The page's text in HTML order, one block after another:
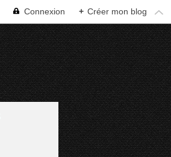
Connexion + Créer mon blog